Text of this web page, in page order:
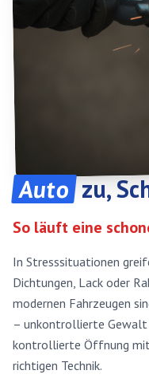
Auto zu,
So läuft eine
In Stresssituationen
Dichtungen, Lack oder
modernen Fahrzeugen
– unkontrollierte Gewalt
kontrollierte Öffnung mit
richtigen Technik.